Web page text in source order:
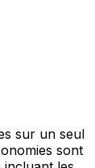
sur un seul
sont